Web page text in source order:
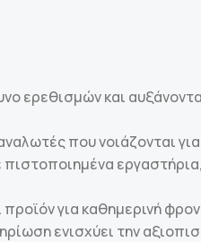
ερεθισμών και
που νοιάζονται
πιστοποιημένα
για καθημερινή
ενισχύει την